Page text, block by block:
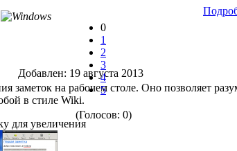
0
1
2
3
4
5
(Голосов: 0)
Добавлен: 19 августа 2013
заметок на рабочем столе. Оно позволяет
в стиле Wiki.
для увеличения